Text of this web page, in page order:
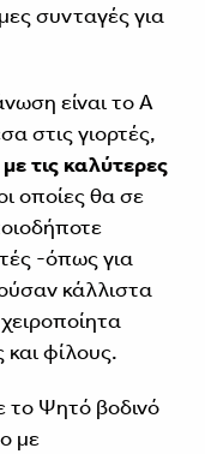
συνταγές για
είναι το Α
στις γιορτές,
τις καλύτερες
οποίες θα σε
-όπως για
κάλλιστα
φίλους.
Ψητό βοδινό
με